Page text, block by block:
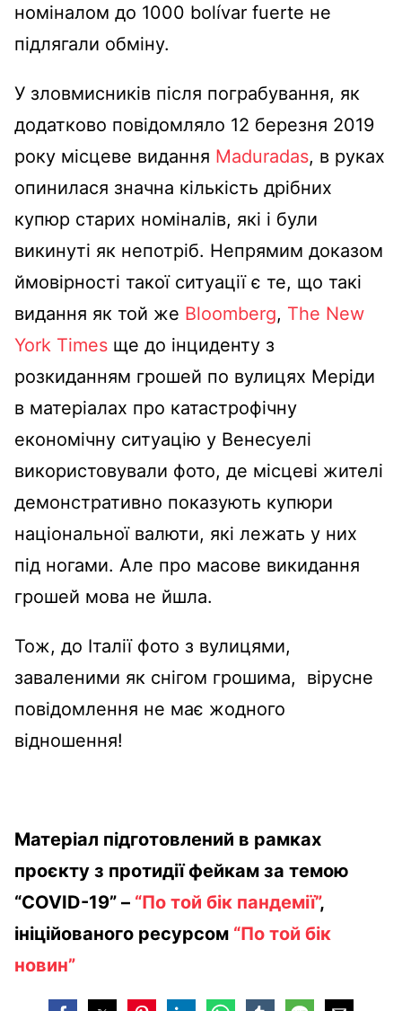
номіналом до 1000 bolívar fuerte не
підлягали обміну.
У зловмисників після пограбування, як
додатково повідомляло 12 березня 2019
року місцеве видання Maduradas, в руках
опинилася значна кількість дрібних
купюр старих номіналів, які і були
викинуті як непотріб. Непрямим доказом
ймовірності такої ситуації є те, що такі
видання як той же Bloomberg, The New
York Times ще до інциденту з
розкиданням грошей по вулицях Меріди
в матеріалах про катастрофічну
економічну ситуацію у Венесуелі
використовували фото, де місцеві жителі
демонстративно показують купюри
національної валюти, які лежать у них
під ногами. Але про масове викидання
грошей мова не йшла.
Тож, до Італії фото з вулицями,
заваленими як снігом грошима, вірусне
повідомлення не має жодного
відношення!
Матеріал підготовлений в рамках
проєкту з протидії фейкам за темою
“COVID-19” – “По той бік пандемії”,
ініційованого ресурсом “По той бік
новин”